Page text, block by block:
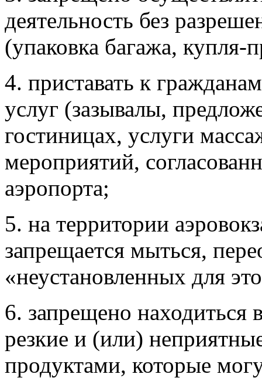
деятельность без
(упаковка багажа, купля-
4. приставать к
услуг (зазывалы,
гостиницах, услуги
мероприятий,
аэропорта;
5. на территории
запрещается мыться,
«неустановленных для
6. запрещено
резкие и (или)
продуктами, которые